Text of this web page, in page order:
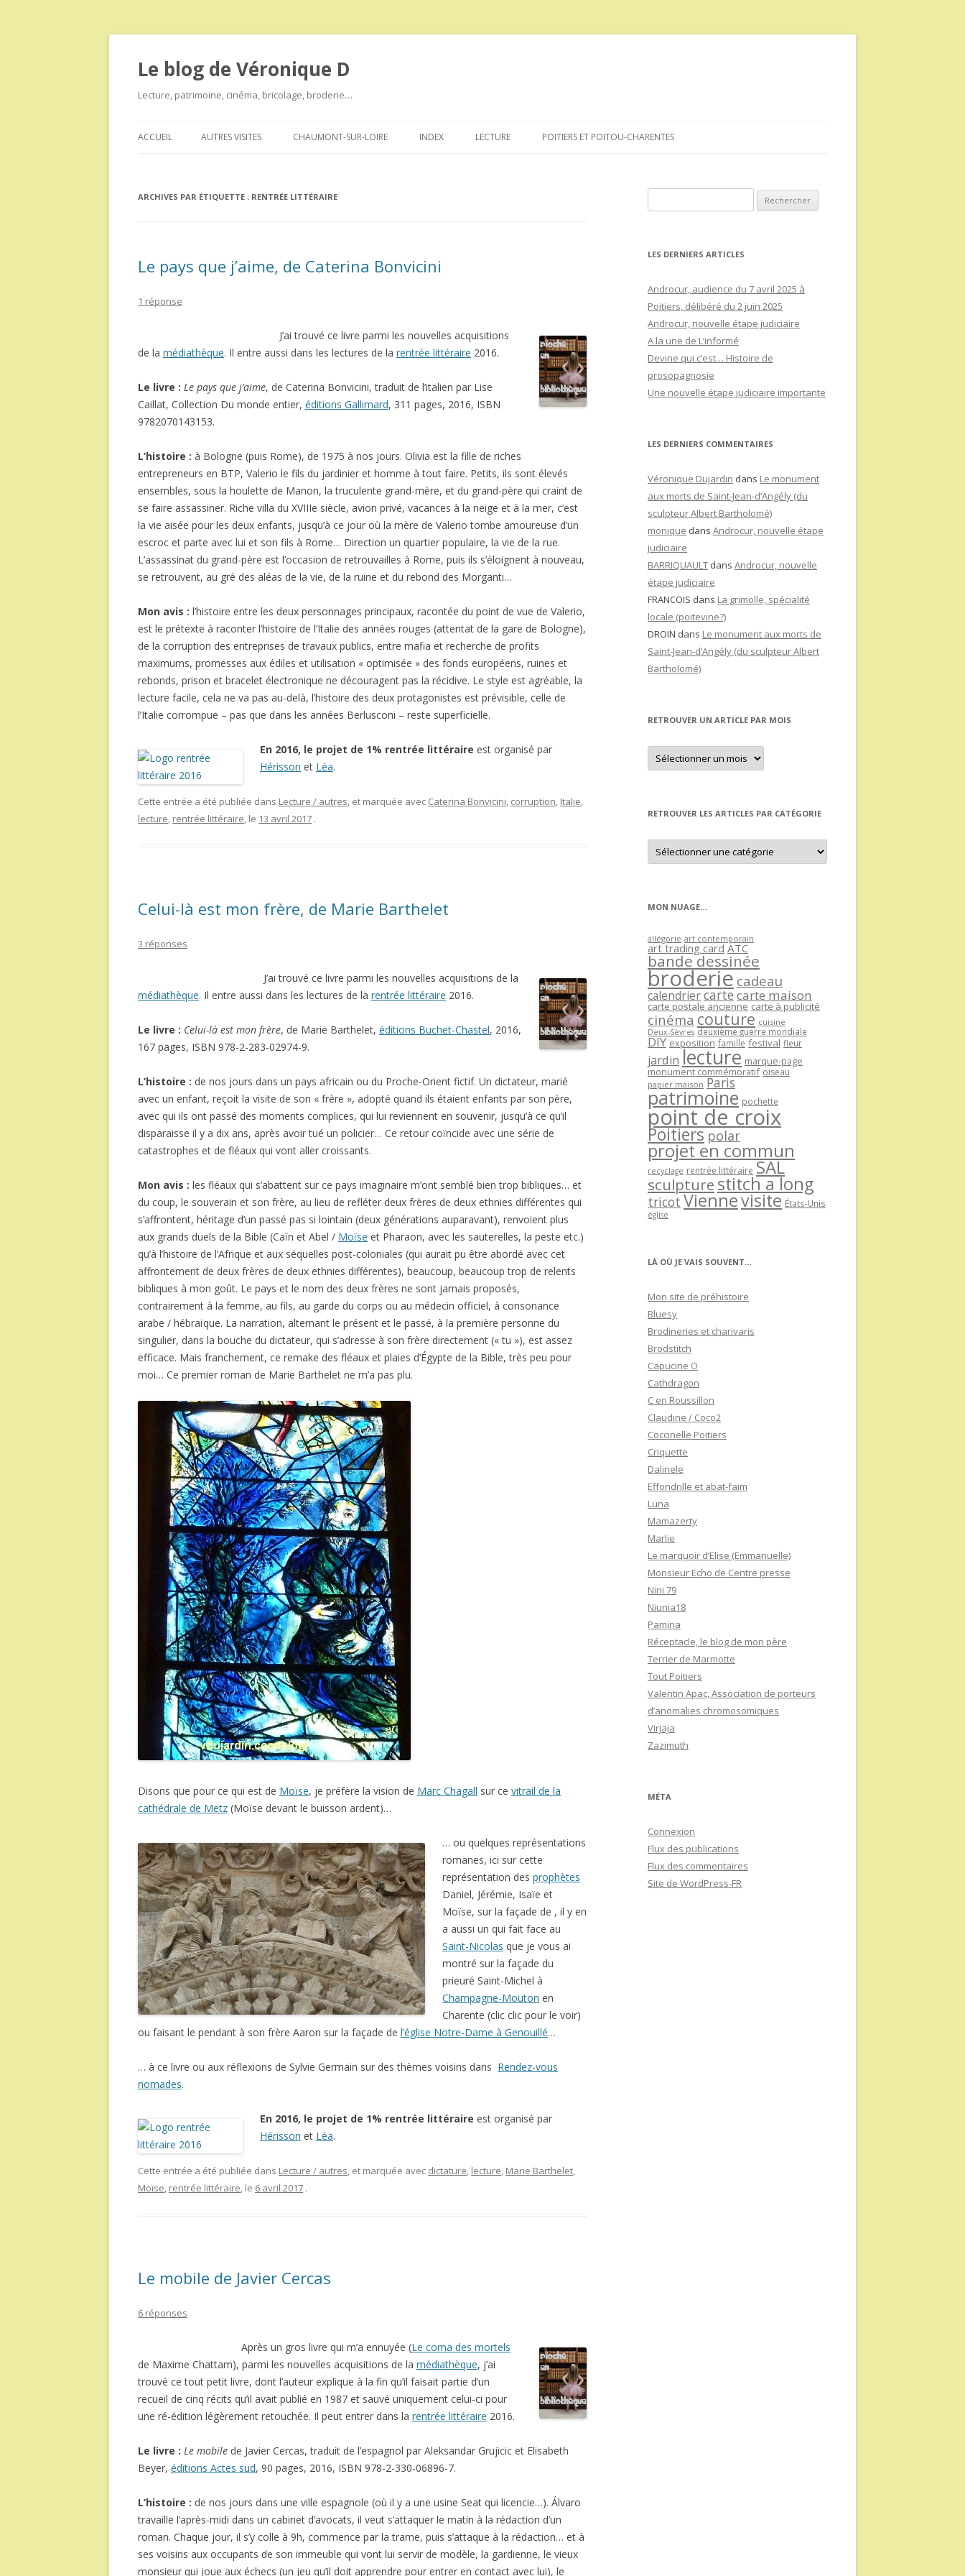
Le blog de Véronique D
Lecture, patrimoine, cinéma, bricolage, broderie…
au
ACCUEIL AUTRES VISITES CHAUMONT-SUR-LOIRE INDEX LECTURE POITIERS ET POITOU-CHARENTES
ARCHIVES PAR ÉTIQUETTE : RENTRÉE LITTÉRAIRE
Le pays que j’aime, de Caterina Bonvicini
1 réponse
J’ai trouvé ce livre parmi les nouvelles acquisitions
de la médiathèque. Il entre aussi dans les lectures de la rentrée littéraire 2016.
Le livre : Le pays que j’aime, de Caterina Bonvicini, traduit de l’italien par Lise
Caillat, Collection Du monde entier, éditions Gallimard, 311 pages, 2016, ISBN
9782070143153.
L’histoire : à Bologne (puis Rome), de 1975 à nos jours. Olivia est la fille de riches
entrepreneurs en BTP, Valerio le fils du jardinier et homme à tout faire. Petits, ils sont élevés
ensembles, sous la houlette de Manon, la truculente grand-mère, et du grand-père qui craint de
se faire assassiner. Riche villa du XVIIIe siècle, avion privé, vacances à la neige et à la mer, c’est
la vie aisée pour les deux enfants, jusqu’à ce jour où la mère de Valerio tombe amoureuse d’un
escroc et parte avec lui et son fils à Rome… Direction un quartier populaire, la vie de la rue.
L’assassinat du grand-père est l’occasion de retrouvailles à Rome, puis ils s’éloignent à nouveau,
se retrouvent, au gré des aléas de la vie, de la ruine et du rebond des Morganti…
Mon avis : l’histoire entre les deux personnages principaux, racontée du point de vue de Valerio,
est le prétexte à raconter l’histoire de l’Italie des années rouges (attentat de la gare de Bologne),
de la corruption des entreprises de travaux publics, entre mafia et recherche de profits
maximums, promesses aux édiles et utilisation « optimisée » des fonds européens, ruines et
rebonds, prison et bracelet électronique ne découragent pas la récidive. Le style est agréable, la
lecture facile, cela ne va pas au-delà, l’histoire des deux protagonistes est prévisible, celle de
l’Italie corrompue – pas que dans les années Berlusconi – reste superficielle.
En 2016, le projet de 1% rentrée littéraire est organisé par
Hérisson et Léa.
Cette entrée a été publiée dans Lecture / autres, et marquée avec Caterina Bonvicini, corruption, Italie,
lecture, rentrée littéraire, le 13 avril 2017 .
Celui-là est mon frère, de Marie Barthelet
3 réponses
J’ai trouvé ce livre parmi les nouvelles acquisitions de la
médiathèque. Il entre aussi dans les lectures de la rentrée littéraire 2016.
Le livre : Celui-là est mon frère, de Marie Barthelet, éditions Buchet-Chastel, 2016,
167 pages, ISBN 978-2-283-02974-9.
L’histoire : de nos jours dans un pays africain ou du Proche-Orient fictif. Un dictateur, marié
avec un enfant, reçoit la visite de son « frère », adopté quand ils étaient enfants par son père,
avec qui ils ont passé des moments complices, qui lui reviennent en souvenir, jusqu’à ce qu’il
disparaisse il y a dix ans, après avoir tué un policier… Ce retour coïncide avec une série de
catastrophes et de fléaux qui vont aller croissants.
Mon avis : les fléaux qui s’abattent sur ce pays imaginaire m’ont semblé bien trop bibliques… et
du coup, le souverain et son frère, au lieu de refléter deux frères de deux ethnies différentes qui
s’affrontent, héritage d’un passé pas si lointain (deux générations auparavant), renvoient plus
aux grands duels de la Bible (Caïn et Abel / Moïse et Pharaon, avec les sauterelles, la peste etc.)
qu’à l’histoire de l’Afrique et aux séquelles post-coloniales (qui aurait pu être abordé avec cet
affrontement de deux frères de deux ethnies différentes), beaucoup, beaucoup trop de relents
bibliques à mon goût. Le pays et le nom des deux frères ne sont jamais proposés,
contrairement à la femme, au fils, au garde du corps ou au médecin officiel, à consonance
arabe / hébraïque. La narration, alternant le présent et le passé, à la première personne du
singulier, dans la bouche du dictateur, qui s’adresse à son frère directement (« tu »), est assez
efficace. Mais franchement, ce remake des fléaux et plaies d’Égypte de la Bible, très peu pour
moi… Ce premier roman de Marie Barthelet ne m’a pas plu.
Disons que pour ce qui est de Moïse, je préfère la vision de Marc Chagall sur ce vitrail de la
cathédrale de Metz (Moïse devant le buisson ardent)…
… ou quelques représentations
romanes, ici sur cette
représentation des prophètes
Daniel, Jérémie, Isaïe et
Moïse, sur la façade de , il y en
a aussi un qui fait face au
Saint-Nicolas que je vous ai
montré sur la façade du
prieuré Saint-Michel à
Champagne-Mouton en
Charente (clic clic pour le voir)
ou faisant le pendant à son frère Aaron sur la façade de l’église Notre-Dame à Genouillé…
… à ce livre ou aux réflexions de Sylvie Germain sur des thèmes voisins dans Rendez-vous
nomades.
En 2016, le projet de 1% rentrée littéraire est organisé par
Hérisson et Léa.
Cette entrée a été publiée dans Lecture / autres, et marquée avec dictature, lecture, Marie Barthelet,
Moïse, rentrée littéraire, le 6 avril 2017 .
Le mobile de Javier Cercas
6 réponses
Après un gros livre qui m’a ennuyée (Le coma des mortels
de Maxime Chattam), parmi les nouvelles acquisitions de la médiathèque, j’ai
trouvé ce tout petit livre, dont l’auteur explique à la fin qu’il faisait partie d’un
recueil de cinq récits qu’il avait publié en 1987 et sauvé uniquement celui-ci pour
une ré-édition légèrement retouchée. Il peut entrer dans la rentrée littéraire 2016.
Le livre : Le mobile de Javier Cercas, traduit de l’espagnol par Aleksandar Grujicic et Elisabeth
Beyer, éditions Actes sud, 90 pages, 2016, ISBN 978-2-330-06896-7.
L’histoire : de nos jours dans une ville espagnole (où il y a une usine Seat qui licencie…). Álvaro
travaille l’après-midi dans un cabinet d’avocats, il veut s’attaquer le matin à la rédaction d’un
roman. Chaque jour, il s’y colle à 9h, commence par la trame, puis s’attaque à la rédaction… et à
ses voisins aux occupants de son immeuble qui vont lui servir de modèle, la gardienne, le vieux
monsieur qui joue aux échecs (un jeu qu’il doit apprendre pour entrer en contact avec lui), le
LES DERNIERS ARTICLES
Androcur, audience du 7 avril 2025 à
Poitiers, délibéré du 2 juin 2025
Androcur, nouvelle étape judiciaire
A la une de L’informé
Devine qui c’est… Histoire de
prosopagnosie
Une nouvelle étape judiciaire importante
LES DERNIERS COMMENTAIRES
Véronique Dujardin dans Le monument
aux morts de Saint-Jean-d’Angély (du
sculpteur Albert Bartholomé)
monique dans Androcur, nouvelle étape
judiciaire
BARRIQUAULT dans Androcur, nouvelle
étape judiciaire
FRANCOIS dans La grimolle, spécialité
locale (poitevine?)
DROIN dans Le monument aux morts de
Saint-Jean-d’Angély (du sculpteur Albert
Bartholomé)
RETROUVER UN ARTICLE PAR MOIS
Retrouver
un
article
RETROUVER LES ARTICLES PAR CATÉGORIE
Retrouver
les
articles
MON NUAGE…
allégorie art contemporain
art trading card ATC
bande dessinée
broderie cadeau
calendriercartecarte maison
carte postale ancienne carte à publicité
cinéma couture cuisine
Deux-Sèvres deuxième guerre mondiale
DIY exposition famille festival fleur
jardin lecture marque-page
monument commémoratif oiseau
papier maison Paris
patrimoine pochette
point de croix
Poitiers polar
projet en commun
recyclage rentrée littéraire SAL
sculpture stitch a long
tricot Viennevisite États-Unis
église
LÀ OÙ JE VAIS SOUVENT…
Mon site de préhistoire
Bluesy
Brodineries et charivaris
Brodstitch
Capucine O
Cathdragon
C en Roussillon
Claudine / Coco2
Coccinelle Poitiers
Criquette
Dalinele
Effondrille et abat-faim
Luna
Mamazerty
Marlie
Le marquoir d’Elise (Emmanuelle)
Monsieur Echo de Centre presse
Nini 79
Niunia18
Pamina
Réceptacle, le blog de mon père
Terrier de Marmotte
Tout Poitiers
Valentin Apac, Association de porteurs
d’anomalies chromosomiques
Virjaja
Zazimuth
MÉTA
Connexion
Flux des publications
Flux des commentaires
Site de WordPress-FR